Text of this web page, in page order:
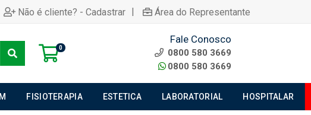
Não é cliente? - Cadastrar | Área do Representante
0
Fale Conosco
0800 580 3669
0800 580 3669
FISIOTERAPIA ESTETICA LABORATORIAL HOSPITALAR